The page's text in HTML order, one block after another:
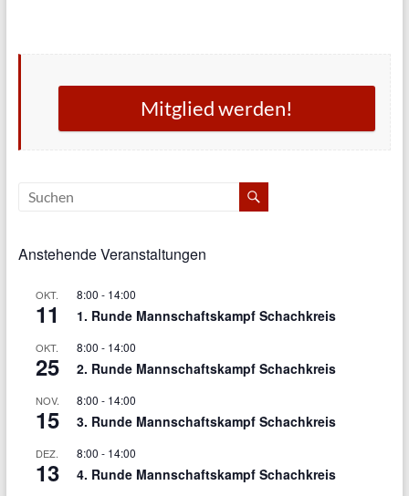
Mitglied werden!
Anstehende Veranstaltungen
OKT.
11
8:00 - 14:00
1. Runde Mannschaftskampf Schachkreis
OKT.
25
8:00 - 14:00
2. Runde Mannschaftskampf Schachkreis
NOV.
15
8:00 - 14:00
3. Runde Mannschaftskampf Schachkreis
DEZ.
13
8:00 - 14:00
4. Runde Mannschaftskampf Schachkreis